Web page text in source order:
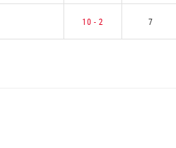
10 - 2 7